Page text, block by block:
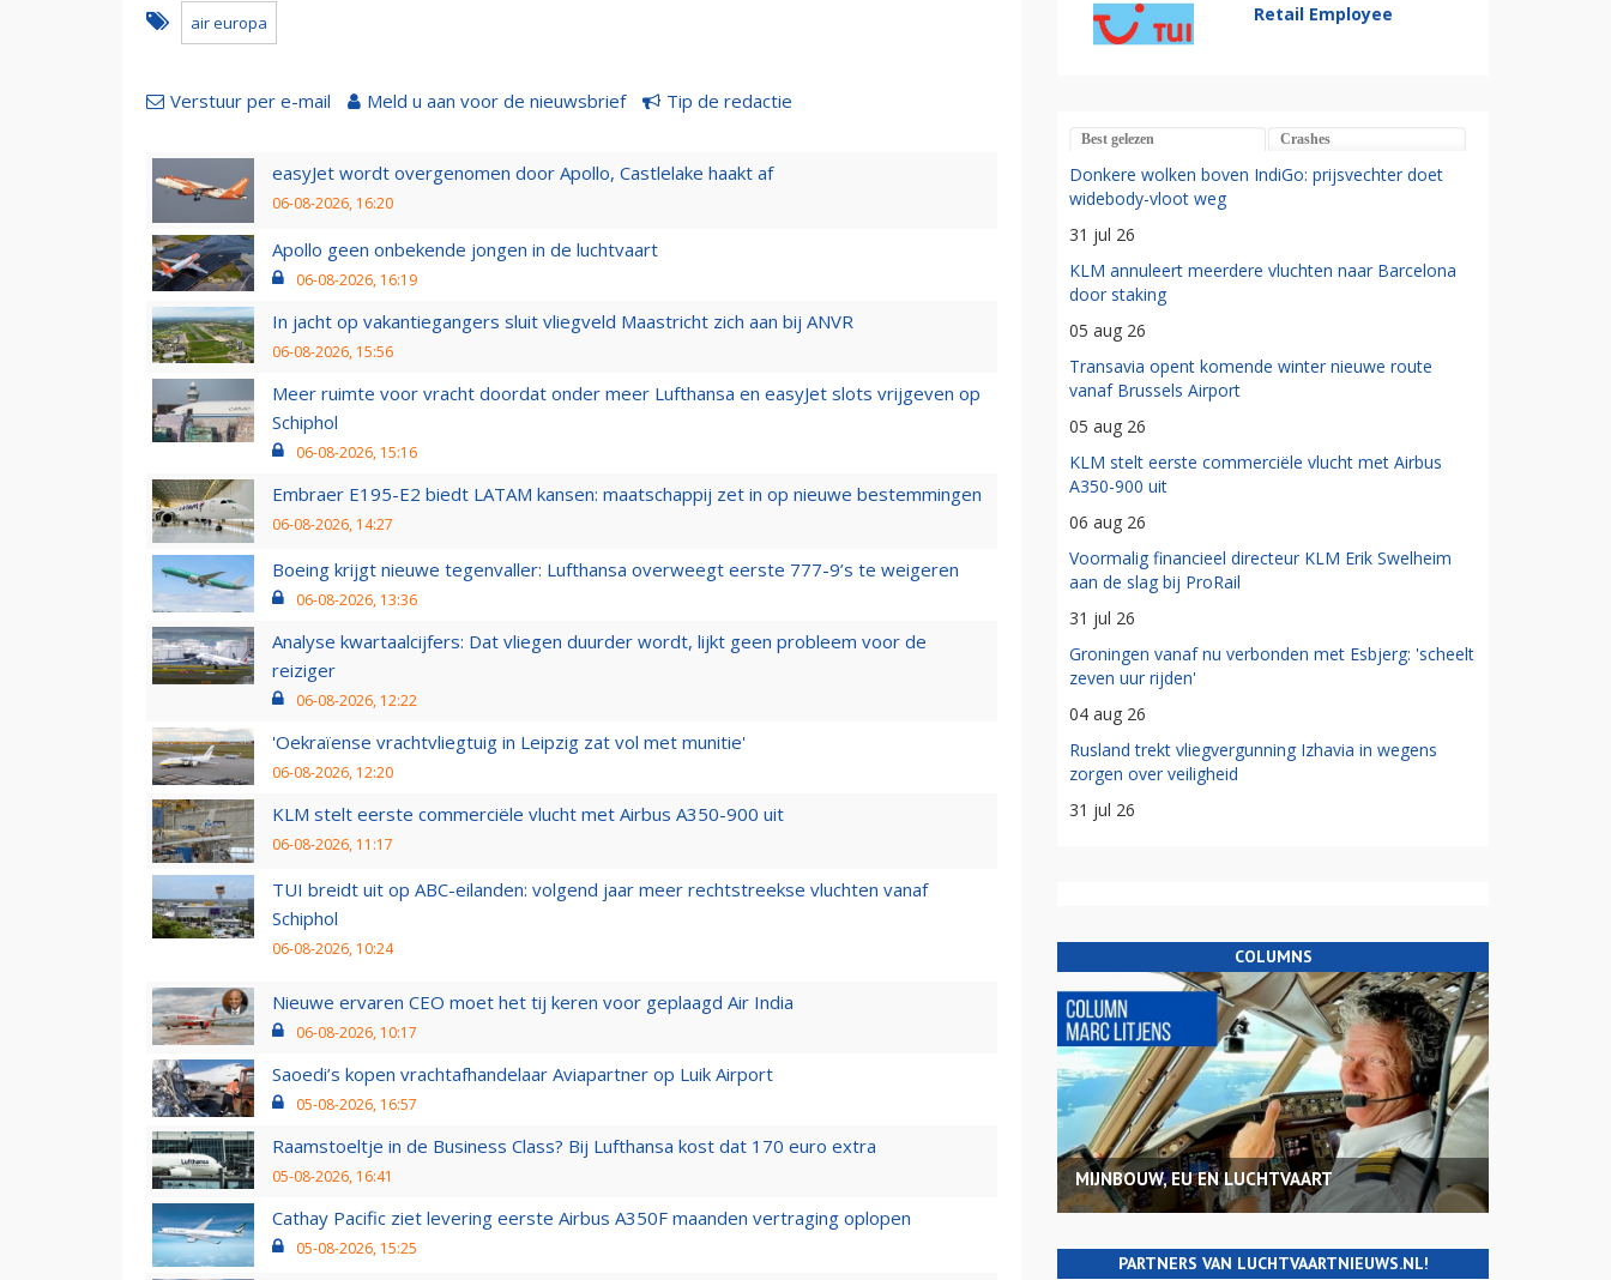
air europa
Verstuur per e-mail Meld u aan voor de nieuwsbrief Tip de redactie
easyJet wordt overgenomen door Apollo, Castlelake haakt af
06-08-2026, 16:20
Apollo geen onbekende jongen in de luchtvaart
06-08-2026, 16:19
In jacht op vakantiegangers sluit vliegveld Maastricht zich aan bij ANVR
06-08-2026, 15:56
Meer ruimte voor vracht doordat onder meer Lufthansa en easyJet slots vrijgeven op
Schiphol
06-08-2026, 15:16
Embraer E195-E2 biedt LATAM kansen: maatschappij zet in op nieuwe bestemmingen
06-08-2026, 14:27
Boeing krijgt nieuwe tegenvaller: Lufthansa overweegt eerste 777-9’s te weigeren
06-08-2026, 13:36
Analyse kwartaalcijfers: Dat vliegen duurder wordt, lijkt geen probleem voor de
reiziger
06-08-2026, 12:22
'Oekraïense vrachtvliegtuig in Leipzig zat vol met munitie'
06-08-2026, 12:20
KLM stelt eerste commerciële vlucht met Airbus A350-900 uit
06-08-2026, 11:17
TUI breidt uit op ABC-eilanden: volgend jaar meer rechtstreekse vluchten vanaf
Schiphol
06-08-2026, 10:24
Nieuwe ervaren CEO moet het tij keren voor geplaagd Air India
06-08-2026, 10:17
Saoedi’s kopen vrachtafhandelaar Aviapartner op Luik Airport
05-08-2026, 16:57
Raamstoeltje in de Business Class? Bij Lufthansa kost dat 170 euro extra
05-08-2026, 16:41
Cathay Pacific ziet levering eerste Airbus A350F maanden vertraging oplopen
05-08-2026, 15:25
Retail Employee
Best gelezen Crashes
Donkere wolken boven IndiGo: prijsvechter doet
widebody-vloot weg
31 jul 26
KLM annuleert meerdere vluchten naar Barcelona
door staking
05 aug 26
Transavia opent komende winter nieuwe route
vanaf Brussels Airport
05 aug 26
KLM stelt eerste commerciële vlucht met Airbus
A350-900 uit
06 aug 26
Voormalig financieel directeur KLM Erik Swelheim
aan de slag bij ProRail
31 jul 26
Groningen vanaf nu verbonden met Esbjerg: 'scheelt
zeven uur rijden'
04 aug 26
Rusland trekt vliegvergunning Izhavia in wegens
zorgen over veiligheid
31 jul 26
COLUMNS
MIJNBOUW, EU EN LUCHTVAART
PARTNERS VAN LUCHTVAARTNIEUWS.NL!